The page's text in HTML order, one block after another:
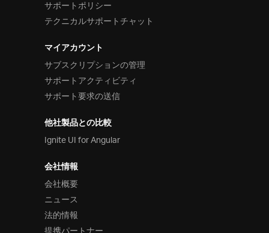
サポートポリシー
テクニカルサポートチャット
マイアカウント
サブスクリプションの管理
サポートアクティビティ
サポート要求の送信
他社製品との比較
Ignite UI for Angular
会社情報
会社概要
ニュース
法的情報